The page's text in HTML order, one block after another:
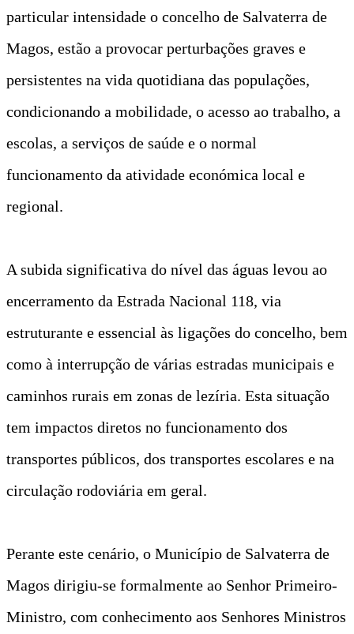
particular intensidade o concelho de Salvaterra de
Magos, estão a provocar perturbações graves e
persistentes na vida quotidiana das populações,
condicionando a mobilidade, o acesso ao trabalho, a
escolas, a serviços de saúde e o normal
funcionamento da atividade económica local e
regional.
A subida significativa do nível das águas levou ao
encerramento da Estrada Nacional 118, via
estruturante e essencial às ligações do concelho, bem
como à interrupção de várias estradas municipais e
caminhos rurais em zonas de lezíria. Esta situação
tem impactos diretos no funcionamento dos
transportes públicos, dos transportes escolares e na
circulação rodoviária em geral.
Perante este cenário, o Município de Salvaterra de
Magos dirigiu-se formalmente ao Senhor Primeiro-
Ministro, com conhecimento aos Senhores Ministros